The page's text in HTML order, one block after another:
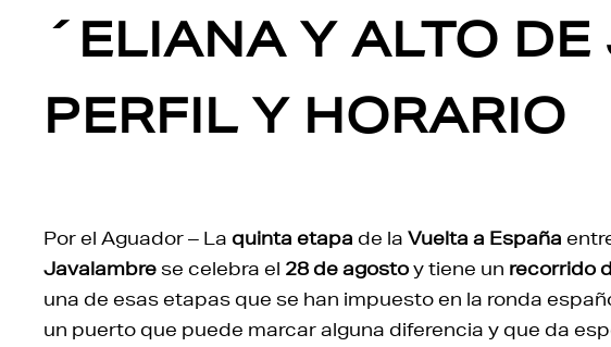
´ELIANA Y ALTO
PERFIL Y HORARIO
Por el Aguador – La quinta etapa de la Vuelta a España
Javalambre se celebra el 28 de agostoy tiene un recorrido
una de esas etapas que se han impuesto en la ronda
un puerto que puede marcar alguna diferencia y que da